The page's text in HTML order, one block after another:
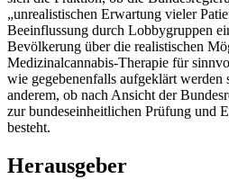
„unrealistischen Erwartung vieler
Beeinflussung durch Lobbygruppen
Bevölkerung über die realistischen
Medizinalcannabis-Therapie für
wie gegebenenfalls aufgeklärt werden
anderem, ob nach Ansicht der
zur bundeseinheitlichen Prüfung und
besteht.
Herausgeber